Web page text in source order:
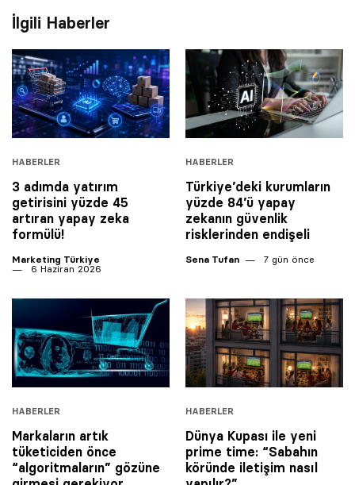
İlgili Haberler
HABERLER
3 adımda yatırım
getirisini yüzde 45
artıran yapay zeka
formülü!
Marketing Türkiye
6 Haziran 2026
HABERLER
Türkiye’deki kurumların
yüzde 84’ü yapay
zekanın güvenlik
risklerinden endişeli
Sena Tufan 7 gün önce
HABERLER
Markaların artık
tüketiciden önce
“algoritmaların” gözüne
HABERLER
Dünya Kupası ile yeni
prime time: “Sabahın
köründe iletişim nasıl